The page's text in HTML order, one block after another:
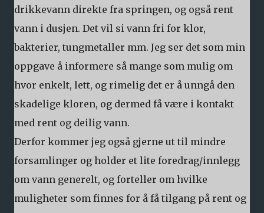
drikkevann direkte fra springen, og også rent
vann i dusjen. Det vil si vann fri for klor,
bakterier, tungmetaller mm. Jeg ser det som min
oppgave å informere så mange som mulig om
hvor enkelt, lett, og rimelig det er å unngå den
skadelige kloren, og dermed få være i kontakt
med rent og deilig vann.
Derfor kommer jeg også gjerne ut til mindre
forsamlinger og holder et lite foredrag/innlegg
om vann generelt, og forteller om hvilke
muligheter som finnes for å få tilgang på rent og